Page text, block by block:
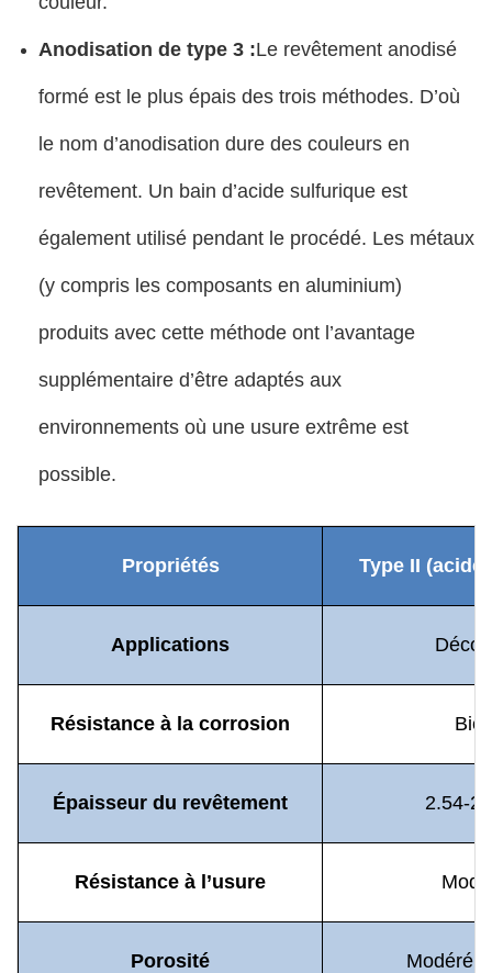
Anodisation de type 3 :Le revêtement anodisé
formé est le plus épais des trois méthodes. D’où
le nom d’anodisation dure des couleurs en
revêtement. Un bain d’acide sulfurique est
également utilisé pendant le procédé. Les métaux
(y compris les composants en aluminium)
produits avec cette méthode ont l’avantage
supplémentaire d’être adaptés aux
environnements où une usure extrême est
possible.
Propriétés Type II
Applications
Résistance à la corrosion
Épaisseur du revêtement 2.54-
Résistance à l’usure
Porosité Modéré